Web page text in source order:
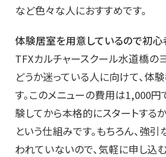
など色々な人におすすめです。
体験居室を用意しているので初
TFXカルチャースクール水道橋の
どうか迷っている人に向けて、体
す。このメニューの費用は1,000円
験してから本格的にスタートする
という仕組みです。もちろん、強
われていないので、気軽に申し込